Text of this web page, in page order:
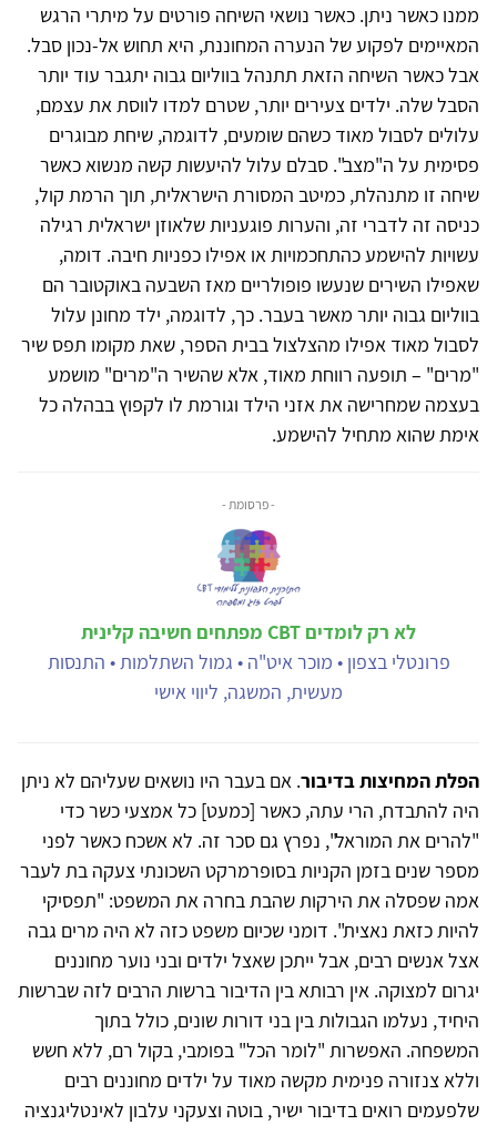
ממנו כאשר ניתן. כאשר נושאי השיחה פורטים על מיתרי הרגש
המאיימים לפקוע של הנערה המחוננת, היא תחוש אל-נכון סבל.
אבל כאשר השיחה הזאת תתנהל בווליום גבוה יתגבר עוד יותר
הסבל שלה. ילדים צעירים יותר, שטרם למדו לווסת את עצמם,
עלולים לסבול מאוד כשהם שומעים, לדוגמה, שיחת מבוגרים
פסימית על ה"מצב". סבלם עלול להיעשות קשה מנשוא כאשר
שיחה זו מתנהלת, כמיטב המסורת הישראלית, תוך הרמת קול,
כניסה זה לדברי זה, והערות פוגעניות שלאוזן ישראלית רגילה
עשויות להישמע כהתחכמויות או אפילו כפניות חיבה. דומה,
שאפילו השירים שנעשו פופולריים מאז השבעה באוקטובר הם
בווליום גבוה יותר מאשר בעבר. כך, לדוגמה, ילד מחונן עלול
לסבול מאוד אפילו מהצלצול בבית הספר, שאת מקומו תפס שיר
"מרים" – תופעה רווחת מאוד, אלא שהשיר ה"מרים" מושמע
בעצמה שמחרישה את אזני הילד וגורמת לו לקפוץ בבהלה כל
אימת שהוא מתחיל להישמע.
- פרסומת -
לא רק לומדים CBT מפתחים חשיבה קלינית
פרונטלי בצפון • מוכר איט"ה • גמול השתלמות • התנסות
מעשית, המשגה, ליווי אישי
הפלת המחיצות בדיבור. אם בעבר היו נושאים שעליהם לא ניתן
היה להתבדח, הרי עתה, כאשר [כמעט] כל אמצעי כשר כדי
"להרים את המוראל", נפרץ גם סכר זה. לא אשכח כאשר לפני
מספר שנים בזמן הקניות בסופרמרקט השכונתי צעקה בת לעבר
אמה שפסלה את הירקות שהבת בחרה את המשפט: "תפסיקי
להיות כזאת נאצית". דומני שכיום משפט כזה לא היה מרים גבה
אצל אנשים רבים, אבל ייתכן שאצל ילדים ובני נוער מחוננים
יגרום למצוקה. אין רבותא בין הדיבור ברשות הרבים לזה שברשות
היחיד, נעלמו הגבולות בין בני דורות שונים, כולל בתוך
המשפחה. האפשרות "לומר הכל" בפומבי, בקול רם, ללא חשש
וללא צנזורה פנימית מקשה מאוד על ילדים מחוננים רבים
שלפעמים רואים בדיבור ישיר, בוטה וצעקני עלבון לאינטליגנציה